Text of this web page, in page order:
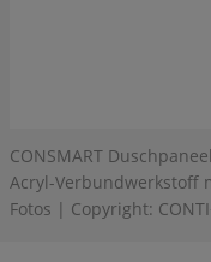
CONSMART
Acryl-Verbundwerkstoff
Fotos | Copyright: